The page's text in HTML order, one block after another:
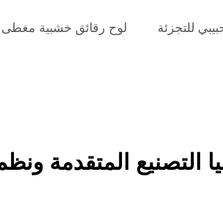
للتجزئة لوح رقائق خشبية
التصنيع المتقدمة